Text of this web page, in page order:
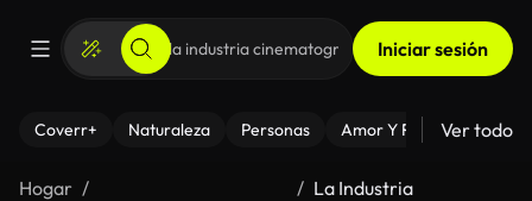
Iniciar sesión
Coverr+ Naturaleza Personas Amor Y Relaciones
Ver todo
Hogar
La Industria